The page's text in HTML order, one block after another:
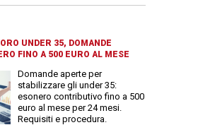
UNDER 35, DOMANDE
FINO A 500 EURO AL MESE
Domande aperte per
stabilizzare gli under 35:
esonero contributivo fino a 500
euro al mese per 24 mesi.
Requisiti e procedura.